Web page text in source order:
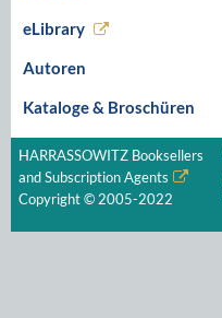
eLibrary
Autoren
Kataloge & Broschüren
HARRASSOWITZ Booksellers
and Subscription Agents
Copyright © 2005-2022